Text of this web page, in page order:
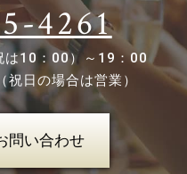
4261
は10：00）～19：00
祝日の場合は営業）
問い合わせ